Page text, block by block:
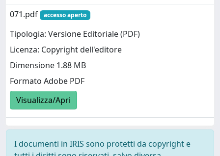
071.pdf
accesso aperto
Tipologia: Versione Editoriale (PDF)
Licenza: Copyright dell'editore
Dimensione 1.88 MB
Formato Adobe PDF
Visualizza/Apri
I documenti in IRIS sono protetti da copyright e